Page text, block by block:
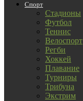
Спорт
Стадионы
Футбол
Теннис
Велоспорт
Регби
Хоккей
Плавание
Турниры
Трибуна
Экстрим